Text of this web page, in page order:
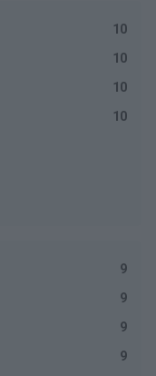
10
10
10
10
9
9
9
9